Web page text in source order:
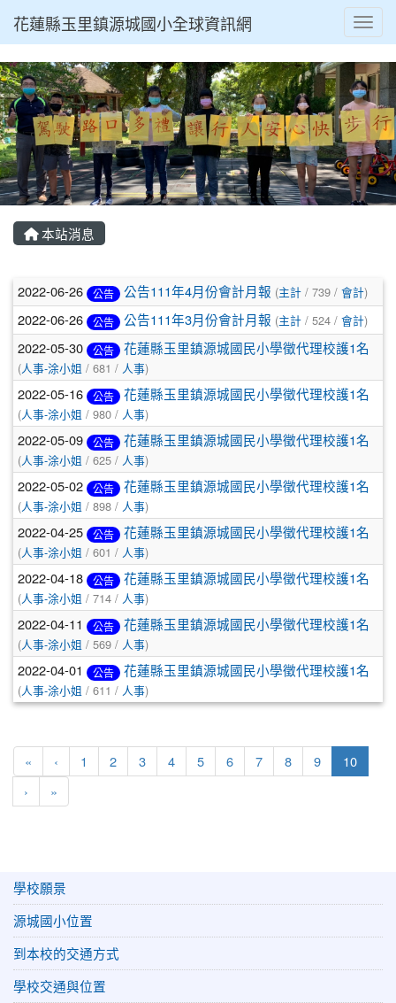
花蓮縣玉里鎮源城國小全球資訊網
本站消息
文章列表
2022-06-26 公告 公告111年4月份會計月報 (主計 / 739 / 會計)
2022-06-26 公告 公告111年3月份會計月報 (主計 / 524 / 會計)
2022-05-30 公告 花蓮縣玉里鎮源城國民小學徵代理校護1名
(人事-涂小姐 / 681 / 人事)
2022-05-16 公告 花蓮縣玉里鎮源城國民小學徵代理校護1名
(人事-涂小姐 / 980 / 人事)
2022-05-09 公告 花蓮縣玉里鎮源城國民小學徵代理校護1名
(人事-涂小姐 / 625 / 人事)
2022-05-02 公告 花蓮縣玉里鎮源城國民小學徵代理校護1名
(人事-涂小姐 / 898 / 人事)
2022-04-25 公告 花蓮縣玉里鎮源城國民小學徵代理校護1名
(人事-涂小姐 / 601 / 人事)
2022-04-18 公告 花蓮縣玉里鎮源城國民小學徵代理校護1名
(人事-涂小姐 / 714 / 人事)
2022-04-11 公告 花蓮縣玉里鎮源城國民小學徵代理校護1名
(人事-涂小姐 / 569 / 人事)
2022-04-01 公告 花蓮縣玉里鎮源城國民小學徵代理校護1名
(人事-涂小姐 / 611 / 人事)
« 第一頁
‹ 上一頁
1 2 3 4 5 6 7 8 9 10(目前
› 下一頁
»
學校願景
源城國小位置
到本校的交通方式
學校交通與位置